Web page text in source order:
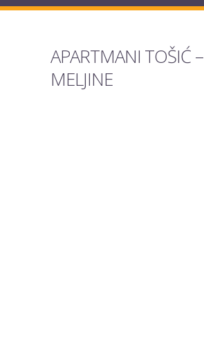
APARTMANI TOŠIĆ –
MELJINE